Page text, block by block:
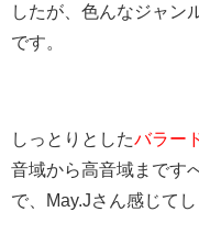
したが、色んなジャン
です。
しっとりとしたバラー
音域から高音域まです
で、May.Jさん感じて